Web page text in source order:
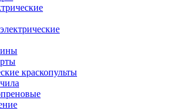
краскопульты